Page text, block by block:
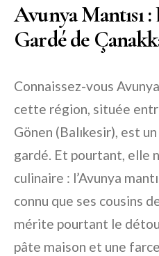
Avunya Mantısı
Gardé de
Connaissez-vous
cette région, située
Gönen (Balıkesir), est
gardé. Et pourtant, elle
culinaire : l’Avunya
connu que ses cousins
mérite pourtant le
pâte maison et une